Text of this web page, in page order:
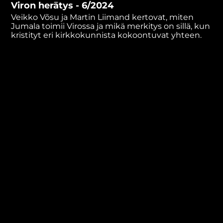
minutes,
36
seconds
Viron herätys - 6/2024
Veikko Võsu ja Martin Liimand kertovat, miten
Jumala toimii Virossa ja mikä merkitys on sillä, kun
kristityt eri kirkkokunnista kokoontuvat yhteen.